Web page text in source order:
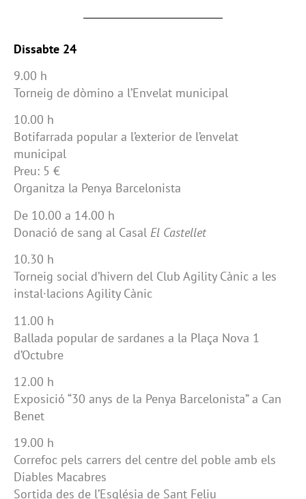
Dissabte 24
9.00 h
Torneig de dòmino a l’Envelat municipal
10.00 h
Botifarrada popular a l’exterior de l’envelat
municipal
Preu: 5 €
Organitza la Penya Barcelonista
De 10.00 a 14.00 h
Donació de sang al Casal El Castellet
10.30 h
Torneig social d’hivern del Club Agility Cànic a les
instal·lacions Agility Cànic
11.00 h
Ballada popular de sardanes a la Plaça Nova 1
d’Octubre
12.00 h
Exposició “30 anys de la Penya Barcelonista” a Can
Benet
19.00 h
Correfoc pels carrers del centre del poble amb els
Diables Macabres
Sortida des de l’Església de Sant Feliu